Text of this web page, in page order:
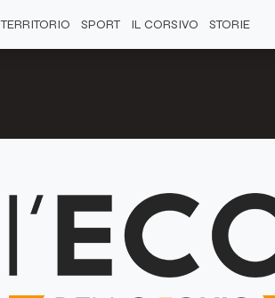
TERRITORIO SPORT IL CORSIVO STORIE